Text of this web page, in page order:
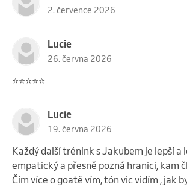
2. července 2026
Lucie
26. června 2026
⭐️⭐️⭐️⭐️⭐️
Lucie
19. června 2026
Každý další trénink s Jakubem je lepší a
empatický a přesně pozná hranici, kam
Čím více o goatě vím, tón vic vidím , jak